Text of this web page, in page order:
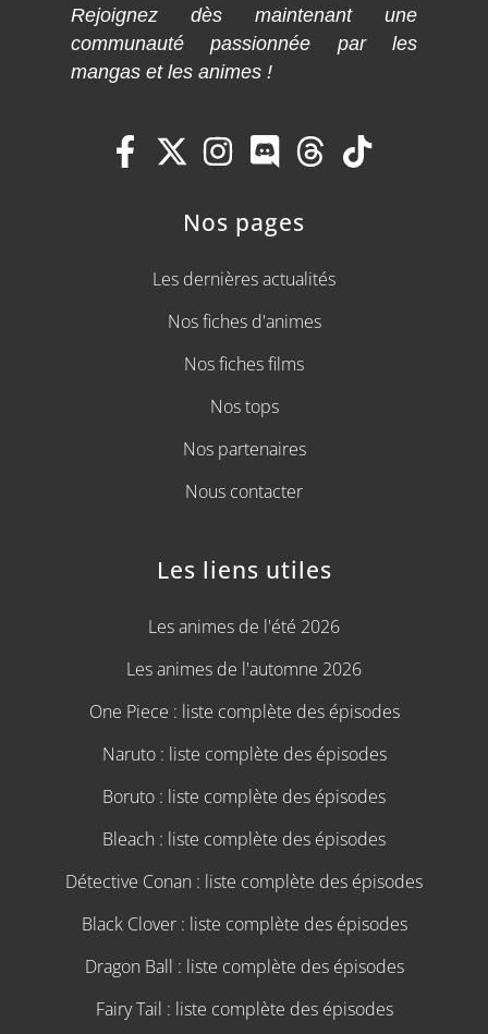
Rejoignez dès maintenant une
communauté passionnée par les
mangas et les animes !
Nos pages
Les dernières actualités
Nos fiches d'animes
Nos fiches films
Nos tops
Nos partenaires
Nous contacter
Les liens utiles
Les animes de l'été 2026
Les animes de l'automne 2026
One Piece : liste complète des épisodes
Naruto : liste complète des épisodes
Boruto : liste complète des épisodes
Bleach : liste complète des épisodes
Détective Conan : liste complète des épisodes
Black Clover : liste complète des épisodes
Dragon Ball : liste complète des épisodes
Fairy Tail : liste complète des épisodes